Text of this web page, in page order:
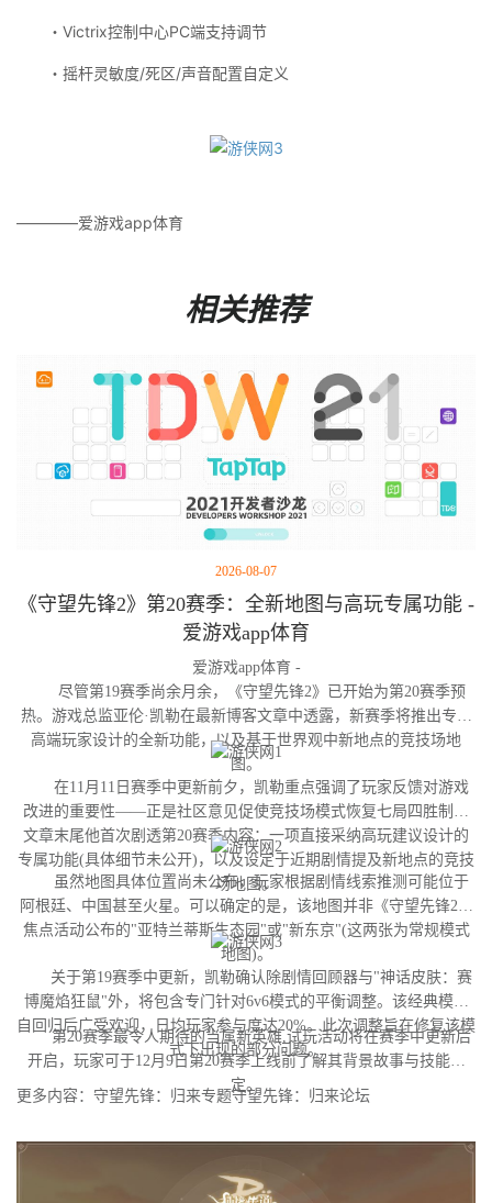
・Victrix控制中心PC端支持调节
・摇杆灵敏度/死区/声音配置自定义
————爱游戏app体育
相关推荐
2026-08-07
《守望先锋2》第20赛季：全新地图与高玩专属功能 -
爱游戏app体育
爱游戏app体育 -
尽管第19赛季尚余月余，《守望先锋2》已开始为第20赛季预
热。游戏总监亚伦·凯勒在最新博客文章中透露，新赛季将推出专为
高端玩家设计的全新功能，以及基于世界观中新地点的竞技场地
图。
在11月11日赛季中更新前夕，凯勒重点强调了玩家反馈对游戏
改进的重要性——正是社区意见促使竞技场模式恢复七局四胜制。
文章末尾他首次剧透第20赛季内容：一项直接采纳高玩建议设计的
专属功能(具体细节未公开)，以及设定于近期剧情提及新地点的竞技
场地图。
虽然地图具体位置尚未公布，玩家根据剧情线索推测可能位于
阿根廷、中国甚至火星。可以确定的是，该地图并非《守望先锋2》
焦点活动公布的"亚特兰蒂斯生态园"或"新东京"(这两张为常规模式
地图)。
关于第19赛季中更新，凯勒确认除剧情回顾器与"神话皮肤：赛
博魔焰狂鼠"外，将包含专门针对6v6模式的平衡调整。该经典模式
自回归后广受欢迎，日均玩家参与度达20%。此次调整旨在修复该模
式下出现的部分问题。
第20赛季最令人期待的当属新英雄,试玩活动将在赛季中更新后
开启，玩家可于12月9日第20赛季上线前了解其背景故事与技能设
定。
更多内容：守望先锋：归来专题守望先锋：归来论坛